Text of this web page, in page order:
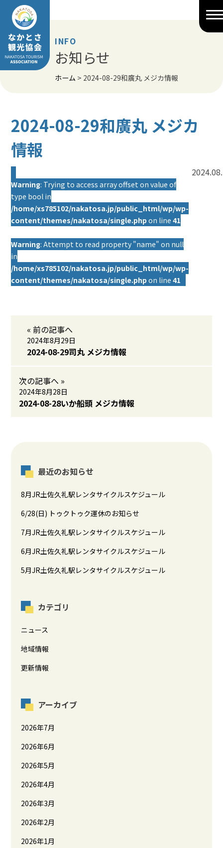
Skip
content
INFO
お知らせ
ホーム > 2024-08-29和廣丸 メジカ情報
2024-08-29和廣丸 メジカ
情報
Warning: Trying to access array offset on value of
type bool in
/home/xs785102/nakatosa.jp/public_html/wp/wp-
content/themes/nakatosa/single.php on line41
Warning: Attempt to read property "name" on null
in
/home/xs785102/nakatosa.jp/public_html/wp/wp-
content/themes/nakatosa/single.php on line41
« 前の記事へ
2024年8月29日
2024-08-29司丸 メジカ情報
次の記事へ »
2024年8月28日
2024-08-28いか船頭 メジカ情報
最近のお知らせ
8月JR土佐久礼駅レンタサイクルスケジュール
6/28(日) トゥクトゥク運休のお知らせ
7月JR土佐久礼駅レンタサイクルスケジュール
6月JR土佐久礼駅レンタサイクルスケジュール
5月JR土佐久礼駅レンタサイクルスケジュール
カテゴリ
ニュース
地域情報
更新情報
アーカイブ
2026年7月
2026年6月
2026年5月
2026年4月
2026年3月
2026年2月
2026年1月